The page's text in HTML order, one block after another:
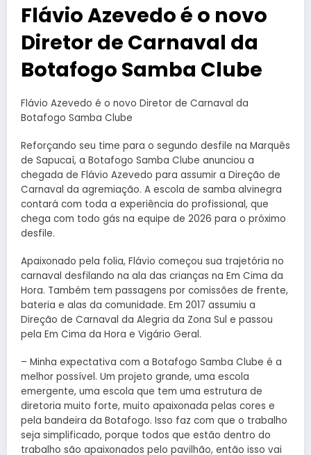
Flávio Azevedo é o novo
Diretor de Carnaval da
Botafogo Samba Clube
Flávio Azevedo é o novo Diretor de Carnaval da
Botafogo Samba Clube
Reforçando seu time para o segundo desfile na Marquês
de Sapucaí, a Botafogo Samba Clube anunciou a
chegada de Flávio Azevedo para assumir a Direção de
Carnaval da agremiação. A escola de samba alvinegra
contará com toda a experiência do profissional, que
chega com todo gás na equipe de 2026 para o próximo
desfile.
Apaixonado pela folia, Flávio começou sua trajetória no
carnaval desfilando na ala das crianças na Em Cima da
Hora. Também tem passagens por comissões de frente,
bateria e alas da comunidade. Em 2017 assumiu a
Direção de Carnaval da Alegria da Zona Sul e passou
pela Em Cima da Hora e Vigário Geral.
– Minha expectativa com a Botafogo Samba Clube é a
melhor possível. Um projeto grande, uma escola
emergente, uma escola que tem uma estrutura de
diretoria muito forte, muito apaixonada pelas cores e
pela bandeira da Botafogo. Isso faz com que o trabalho
seja simplificado, porque todos que estão dentro do
trabalho são apaixonados pelo pavilhão, então isso vai